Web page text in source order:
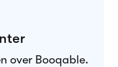
over Booqable.